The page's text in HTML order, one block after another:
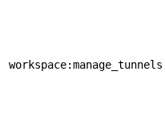
workspace:manage_tunnels